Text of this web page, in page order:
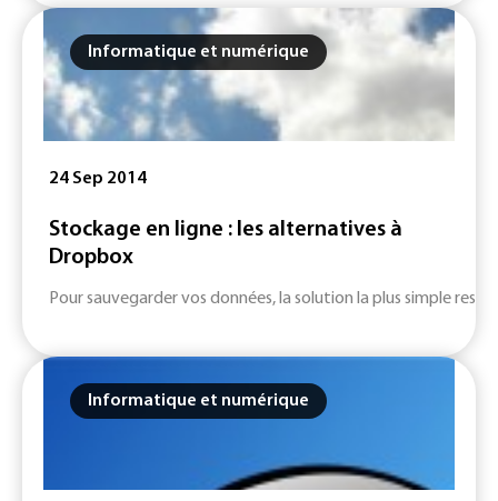
Informatique et numérique
24 Sep 2014
Stockage en ligne : les alternatives à
Dropbox
Pour sauvegarder vos données, la solution la plus simple
Informatique et numérique